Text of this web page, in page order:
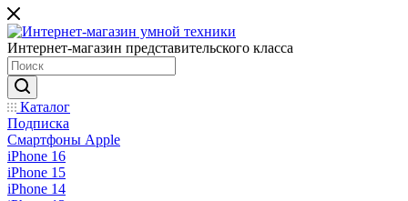
Интернет-магазин представительского класса
Каталог
Подписка
Смартфоны Apple
iPhone 16
iPhone 15
iPhone 14